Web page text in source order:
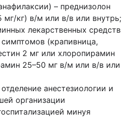
– преднизолон
мг/кг) в/м или в/в или внутрь;
лекарственных средств
(крапивница,
2 мг или хлоропирамин
25–50 мг в/м или в/в или
анестезиологии и
организации
минуя